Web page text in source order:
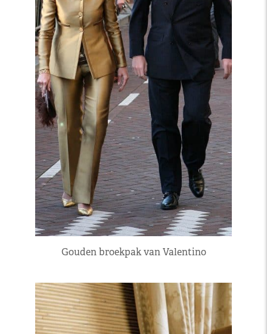
Gouden broekpak van Valentino